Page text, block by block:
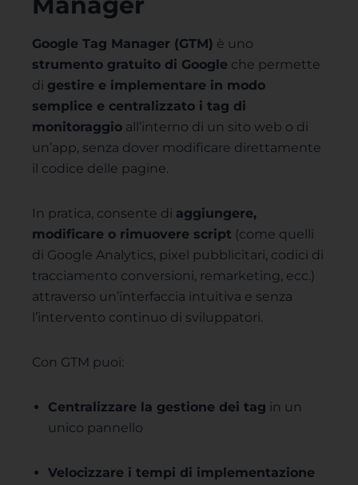
Google Tag Manager (GTM) è uno
strumento gratuito di Google che permette
di gestire e implementare in modo
semplice e centralizzato i tag di
monitoraggio all’interno di un sito web o di
un’app, senza dover modificare direttamente
il codice delle pagine.
In pratica, consente di aggiungere,
modificare o rimuovere script (come quelli
di Google Analytics, pixel pubblicitari, codici di
tracciamento conversioni, remarketing, ecc.)
attraverso un’interfaccia intuitiva e senza
l’intervento continuo di sviluppatori.
Con GTM puoi:
Centralizzare la gestione dei tag in un
unico pannello
Velocizzare i tempi di implementazione